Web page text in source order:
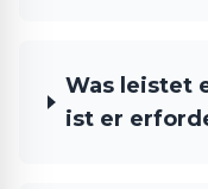
Was leistet
ist er